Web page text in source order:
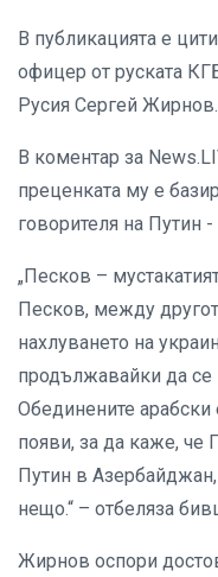
В публикацията е
офицер от руската
Русия Сергей Жирнов.
В коментар за
преценката му е
говорителя на Путин
„Песков –
Песков, между
нахлуването на
продължавайки да се
Обединените арабски
появи, за да каже, че
Путин в
нещо.“ – отбеляза
Жирнов оспори